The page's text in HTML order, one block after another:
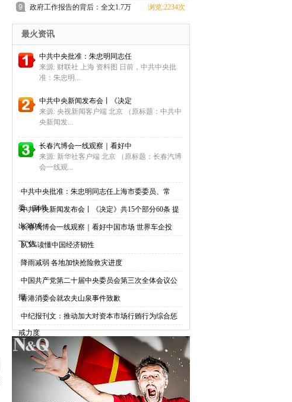
哪
政府工作报告的背后：全文1.7万
余字
浏览:2234次
最火资讯
中共中央批准：朱忠明同志任
来源: 财联社 上海 资料图 日前，中共中央批
准：朱忠明...
中共中央新闻发布会丨《决定
来源: 央视新闻客户端 北京 （原标题：中共中
央新闻发...
长春汽博会一线观察｜看好中
来源: 新华社客户端 北京 （原标题：长春汽博
会一线观...
·中共中央批准：朱忠明同志任上海市委委员、常
委、副书
·中共中央新闻发布会丨《决定》共15个部分60条 提
出300多
·长春汽博会一线观察｜看好中国市场 世界车企投
下“信
·从5%读懂中国经济韧性
·降雨减弱 各地加快抢险救灾进度
·中国共产党第二十届中央委员会第三次全体会议公
报
·香港消委会就农夫山泉事件致歉
·中纪报刊文：推动加大对资本市场行贿行为综合惩
戒力度